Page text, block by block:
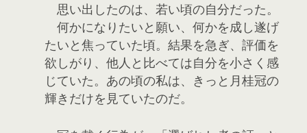
思い出したのは、若い頃の自分だった。
何かになりたいと願い、何かを成し遂げ
たいと焦っていた頃。結果を急ぎ、評価を
欲しがり、他人と比べては自分を小さく感
じていた。あの頃の私は、きっと月桂冠の
輝きだけを見ていたのだ。